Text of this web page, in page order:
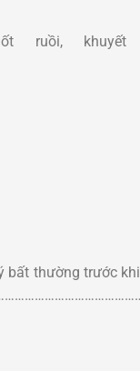
ruồi,
bất thường trước